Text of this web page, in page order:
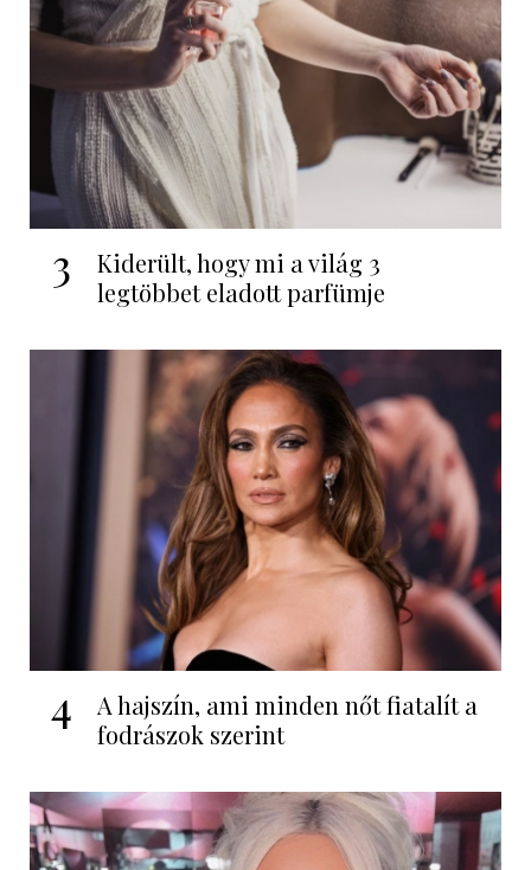
3
Kiderült, hogy mi a világ 3
legtöbbet eladott parfümje
4
A hajszín, ami minden nőt fiatalít a
fodrászok szerint